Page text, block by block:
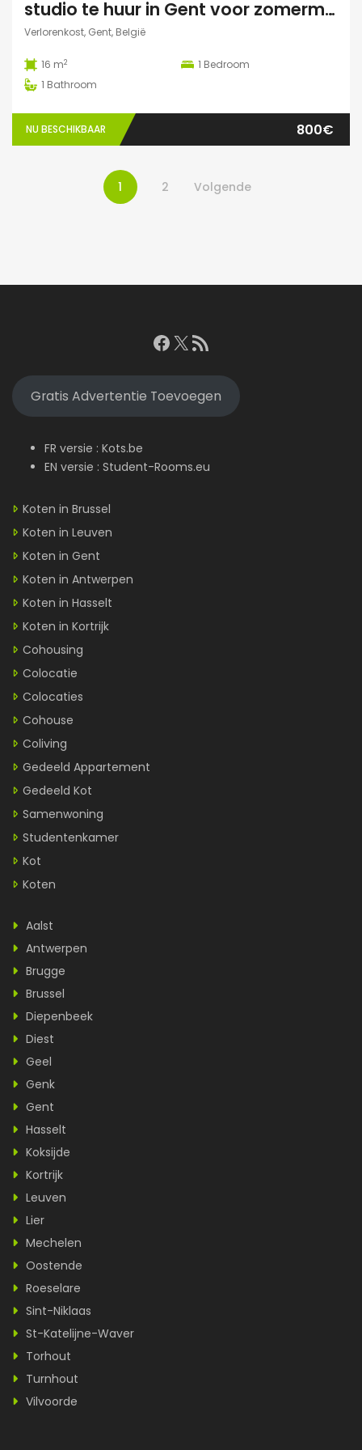
studio te huur in Gent voor zomermaanden
Verlorenkost, Gent, België
16 m2 1 Bedroom
1 Bathroom
NU BESCHIKBAAR 800€
1 2 Volgende
Facebook
X RSS feed
Gratis Advertentie Toevoegen
FR versie : Kots.be
EN versie : Student-Rooms.eu
Koten in Brussel
Koten in Leuven
Koten in Gent
Koten in Antwerpen
Koten in Hasselt
Koten in Kortrijk
Cohousing
Colocatie
Colocaties
Cohouse
Coliving
Gedeeld Appartement
Gedeeld Kot
Samenwoning
Studentenkamer
Kot
Koten
Aalst
Antwerpen
Brugge
Brussel
Diepenbeek
Diest
Geel
Genk
Gent
Hasselt
Koksijde
Kortrijk
Leuven
Lier
Mechelen
Oostende
Roeselare
Sint-Niklaas
St-Katelijne-Waver
Torhout
Turnhout
Vilvoorde